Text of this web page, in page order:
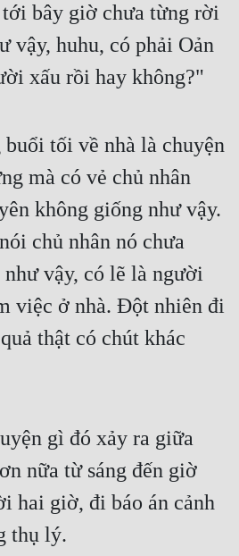
tới bây giờ chưa từng rời
vậy, huhu, có phải Oản
xấu rồi hay không?"
tối về nhà là chuyện
mà có vẻ chủ nhân
không giống như vậy.
chủ nhân nó chưa
vậy, có lẽ là người
việc ở nhà. Đột nhiên đi
thật có chút khác
gì đó xảy ra giữa
nữa từ sáng đến giờ
hai giờ, đi báo án cảnh
thụ lý.